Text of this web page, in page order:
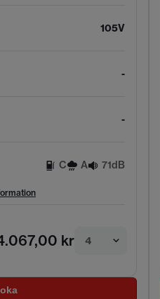
105V
-
-
C A 71dB
kr 4